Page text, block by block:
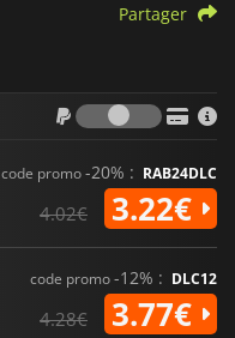
Partager
Frais
code promo-20% : RAB24DLC
4.02€ 3.22€
code promo-12% : DLC12
4.28€ 3.77€